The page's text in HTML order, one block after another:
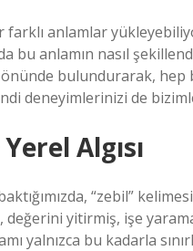
anlamlar
bu anlamın nasıl
önünde bulundurarak,
deneyimlerinizi de
Algısı
“zebil”
değerini yitirmiş, işe
yalnızca bu kadarla